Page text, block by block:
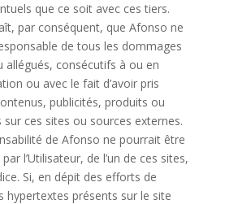
que ce soit avec ces tiers.
par conséquent, que Afonso ne
de tous les dommages
allégués, consécutifs à ou en
ou avec le fait d’avoir pris
publicités, produits ou
sur ces sites ou sources externes.
de Afonso ne pourrait être
l’Utilisateur, de l’un de ces sites,
Si, en dépit des efforts de
hypertextes présents sur le site